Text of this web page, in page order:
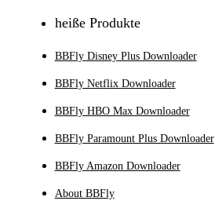
heiße Produkte
BBFly Disney Plus Downloader
BBFly Netflix Downloader
BBFly HBO Max Downloader
BBFly Paramount Plus Downloader
BBFly Amazon Downloader
About BBFly